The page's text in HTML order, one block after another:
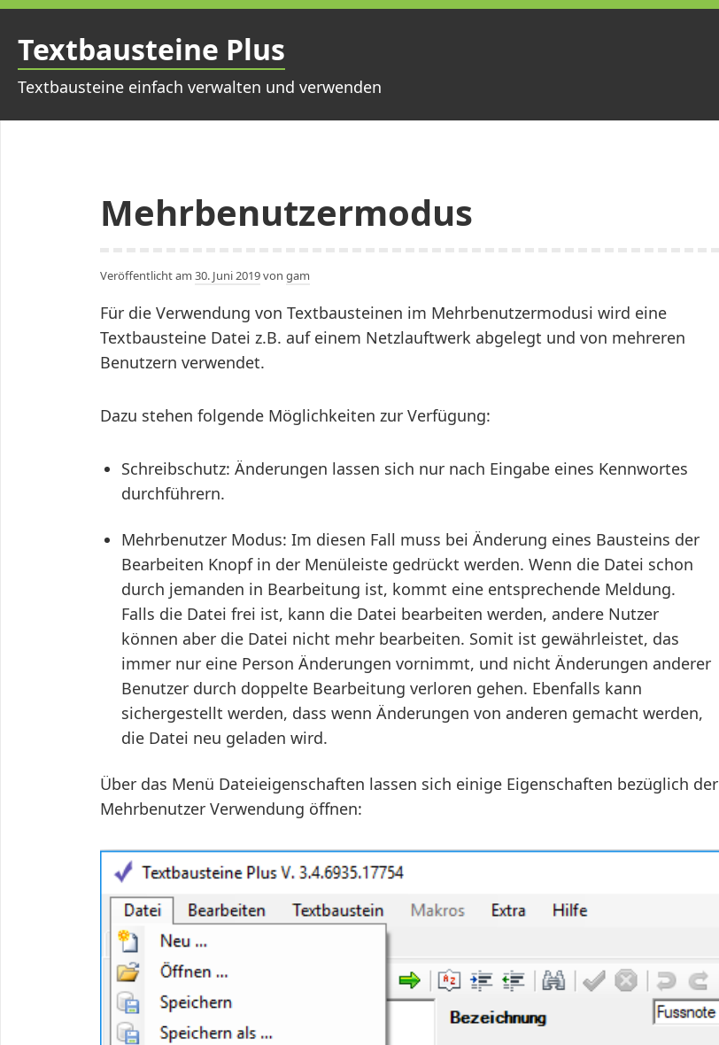
Zum
Inhalt
springen
Textbausteine Plus
Textbausteine einfach verwalten und verwenden
Mehrbenutzermodus
Veröffentlicht am 30. Juni 2019von gam
Für die Verwendung von Textbausteinen im Mehrbenutzermodusi wird eine
Textbausteine Datei z.B. auf einem Netzlauftwerk abgelegt und von mehreren
Benutzern verwendet.
Dazu stehen folgende Möglichkeiten zur Verfügung:
Schreibschutz: Änderungen lassen sich nur nach Eingabe eines Kennwortes
durchführern.
Mehrbenutzer Modus: Im diesen Fall muss bei Änderung eines Bausteins der
Bearbeiten Knopf in der Menüleiste gedrückt werden. Wenn die Datei schon
durch jemanden in Bearbeitung ist, kommt eine entsprechende Meldung.
Falls die Datei frei ist, kann die Datei bearbeiten werden, andere Nutzer
können aber die Datei nicht mehr bearbeiten. Somit ist gewährleistet, das
immer nur eine Person Änderungen vornimmt, und nicht Änderungen anderer
Benutzer durch doppelte Bearbeitung verloren gehen. Ebenfalls kann
sichergestellt werden, dass wenn Änderungen von anderen gemacht werden,
die Datei neu geladen wird.
Über das Menü Dateieigenschaften lassen sich einige Eigenschaften bezüglich der
Mehrbenutzer Verwendung öffnen: